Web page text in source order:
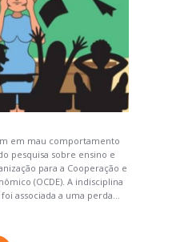
em mau comportamento
pesquisa sobre ensino e
para a Cooperação e
(OCDE). A indisciplina
associada a uma perda...